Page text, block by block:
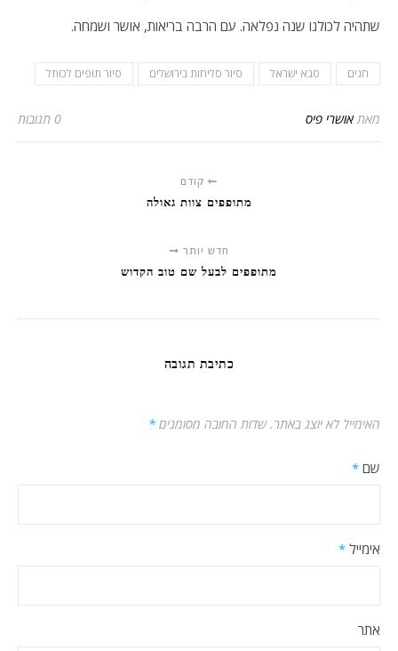
שתהיה לכולנו שנה נפלאה. עם הרבה בריאות, אושר ושמחה.
חגים סבא ישראל סיור סליחות בירושלים סיור תופים לכותל
מאתאושרי פיס 0 תגובות
קודם
מתופפים צוות גאולה
חדש יותר
מתופפים לבעל שם טוב הקדוש
כתיבת תגובה
האימייל לא יוצג באתר. שדות החובה מסומנים *
שם *
אימייל *
אתר